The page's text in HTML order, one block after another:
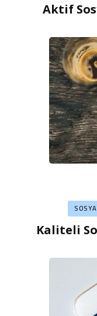
Aktif
Kaliteli